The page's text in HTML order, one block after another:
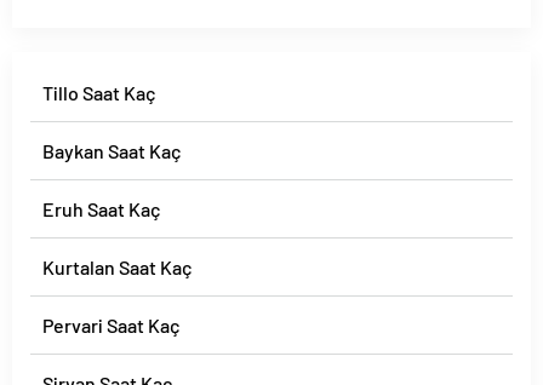
Tillo Saat Kaç
Baykan Saat Kaç
Eruh Saat Kaç
Kurtalan Saat Kaç
Pervari Saat Kaç